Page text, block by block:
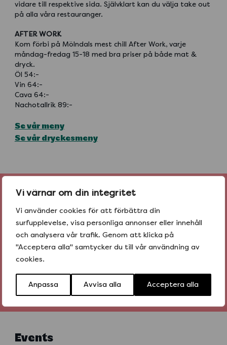
Vi värnar om din integritet
Vi använder cookies för att förbättra din
surfupplevelse, visa personliga annonser eller innehåll
och analysera vår trafik. Genom att klicka på
"Acceptera alla" samtycker du till vår användning av
cookies.
Anpassa Avvisa alla Acceptera alla
vidare till respektive sida. Självklart kan du välja take out
på alla våra restauranger.
AFTER WORK
Kom förbi på Mölndals mest chill After Work, varje
måndag-fredag 15-18 med bra priser på både mat &
dryck.
Öl 54:-
Vin 64:-
Cava 64:-
Nachotallrik 89:-
Se vår meny
Se vår dryckesmeny
BESTÄLL
hem tacos idag
Events